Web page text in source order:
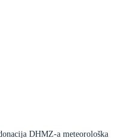
DHMZ-a meteorološka